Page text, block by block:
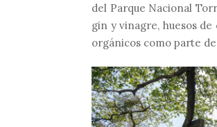
del Parque Nacional
gin y vinagre, huesos
orgánicos como parte